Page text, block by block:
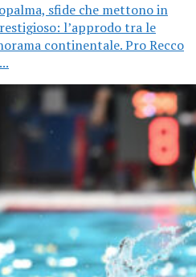
sfide che mettono in
l’approdo tra le
continentale. Pro Recco